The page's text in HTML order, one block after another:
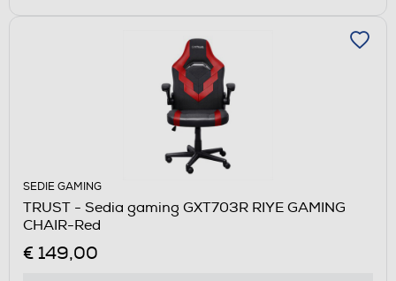
SEDIE GAMING
TRUST - Sedia gaming GXT703R RIYE GAMING
CHAIR-Red
€ 149,00